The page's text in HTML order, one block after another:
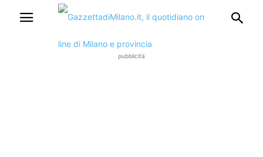
pubblicità